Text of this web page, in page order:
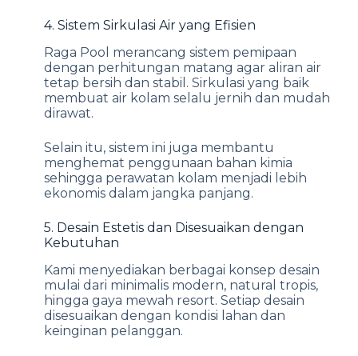
4. Sistem Sirkulasi Air yang Efisien
Raga Pool merancang sistem pemipaan
dengan perhitungan matang agar aliran air
tetap bersih dan stabil. Sirkulasi yang baik
membuat air kolam selalu jernih dan mudah
dirawat.
Selain itu, sistem ini juga membantu
menghemat penggunaan bahan kimia
sehingga perawatan kolam menjadi lebih
ekonomis dalam jangka panjang.
5. Desain Estetis dan Disesuaikan dengan
Kebutuhan
Kami menyediakan berbagai konsep desain
mulai dari minimalis modern, natural tropis,
hingga gaya mewah resort. Setiap desain
disesuaikan dengan kondisi lahan dan
keinginan pelanggan.